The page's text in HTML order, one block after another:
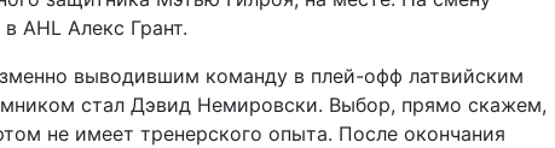
AHL Алекс Грант.
выводившим команду в плей-офф латвийским
стал Дэвид Немировски. Выбор, прямо скажем,
не имеет тренерского опыта. После окончания